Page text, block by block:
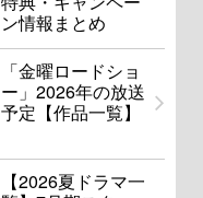
ン情報まとめ
「金曜ロードショ
ー」2026年の放送
予定【作品一覧】
【2026夏ドラマ一